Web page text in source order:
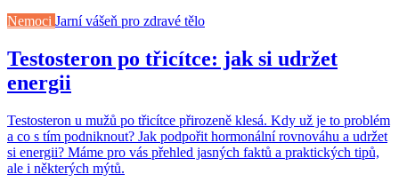
Nemoci Jarní vášeň pro zdravé tělo
Testosteron po třicítce: jak si udržet
energii
Testosteron u mužů po třicítce přirozeně klesá. Kdy už je to problém
a co s tím podniknout? Jak podpořit hormonální rovnováhu a udržet
si energii? Máme pro vás přehled jasných faktů a praktických tipů,
ale i některých mýtů.